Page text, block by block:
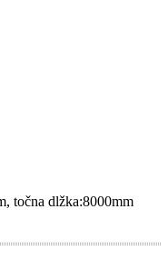
točna dlžka:8000mm